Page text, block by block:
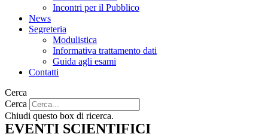
Incontri per il Pubblico
News
Segreteria
Modulistica
Informativa trattamento dati
Guida agli esami
Contatti
Cerca
Cerca
Chiudi questo box di ricerca.
EVENTI SCIENTIFICI